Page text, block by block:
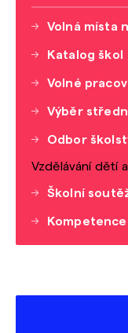
Volná místa
Katalog škol
Volné
Výběr
Odbor
Vzdělávání dětí
Školní